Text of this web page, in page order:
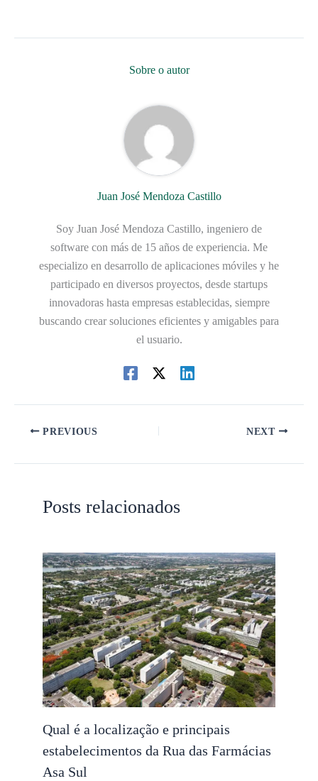
Sobre o autor
Juan José Mendoza Castillo
Soy Juan José Mendoza Castillo, ingeniero de
software con más de 15 años de experiencia. Me
especializo en desarrollo de aplicaciones móviles y he
participado en diversos proyectos, desde startups
innovadoras hasta empresas establecidas, siempre
buscando crear soluciones eficientes y amigables para
el usuario.
PREVIOUS NEXT
Posts relacionados
Qual é a localização e principais
estabelecimentos da Rua das Farmácias
Asa Sul